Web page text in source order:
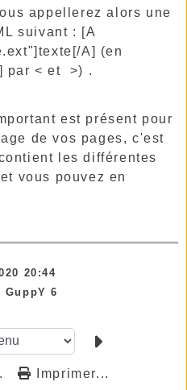
appellerez alors une
suivant : [A
A] (en
par < et >) .
est présent pour
de vos pages, c'est
les différentes
vous pouvez en
20:44
GuppY 6
Imprimer...